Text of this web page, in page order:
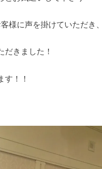
様に声を掛けていただき、
だきました！
す！！